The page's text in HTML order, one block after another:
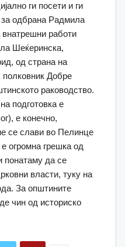
ги посети и ги
одбрана Радмила
работи
Шеќеринска,
од страна на
полковник Добре
раководство.
подготовка е
е конечно,
се слави во Пелинце
огромна грешка од
понатаму да се
власти, туку на
За општините
чин од историско